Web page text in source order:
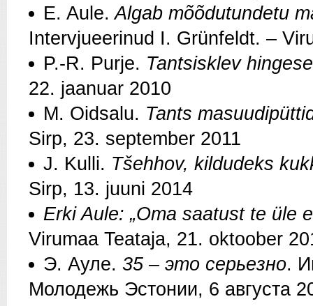
E. Aule. Algab mõõdutundetu
Intervjueerinud I. Grünfeldt. –
P.-R. Purje. Tantsisklev
22. jaanuar 2010
M. Oidsalu. Tants
Sirp, 23. september 2011
J. Kulli. Tšehhov, kildudeks
Sirp, 13. juuni 2014
Erki Aule: „Oma saatust te üle
Virumaa Teataja, 21. oktoober
Э. Ауле. 35 – это серьезно.
Молодежь Эстонии, 6 августа